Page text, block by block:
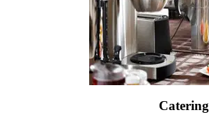
Catering